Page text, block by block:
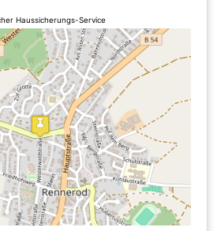
Haussicherungs-Service